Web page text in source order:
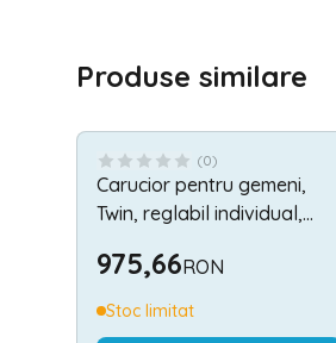
Produse similare
(0)
Carucior pentru gemeni,
Twin, reglabil individual,
geanta pentru mama
inclusa, Grey
975,66RON
Stoc limitat